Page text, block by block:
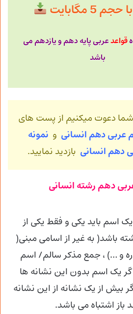
5 مگابایت
قواعدعربی پایه دهم و یازدهم می
باشد
دعوت میکنیم از پست های
عربی دهم انسانی و نمونه
دهم انسانی بازدید نمایید.
دهم رشته انسانی
اسم باید یکی و فقط یکی از
باشد( به غیر از اسامی مبنی(
و …) ، جمع مذکر سالم/ اسم
یک اسم بدون این نشانه ها
بیش از یک نشانه از این نشانه
باز اشتباه می باشد.